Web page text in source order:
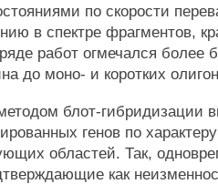
по скорости
в спектре фрагментов,
работ огмечался более
до моно- и коротких
блот-гибридизации
генов по
областей. Так,
как